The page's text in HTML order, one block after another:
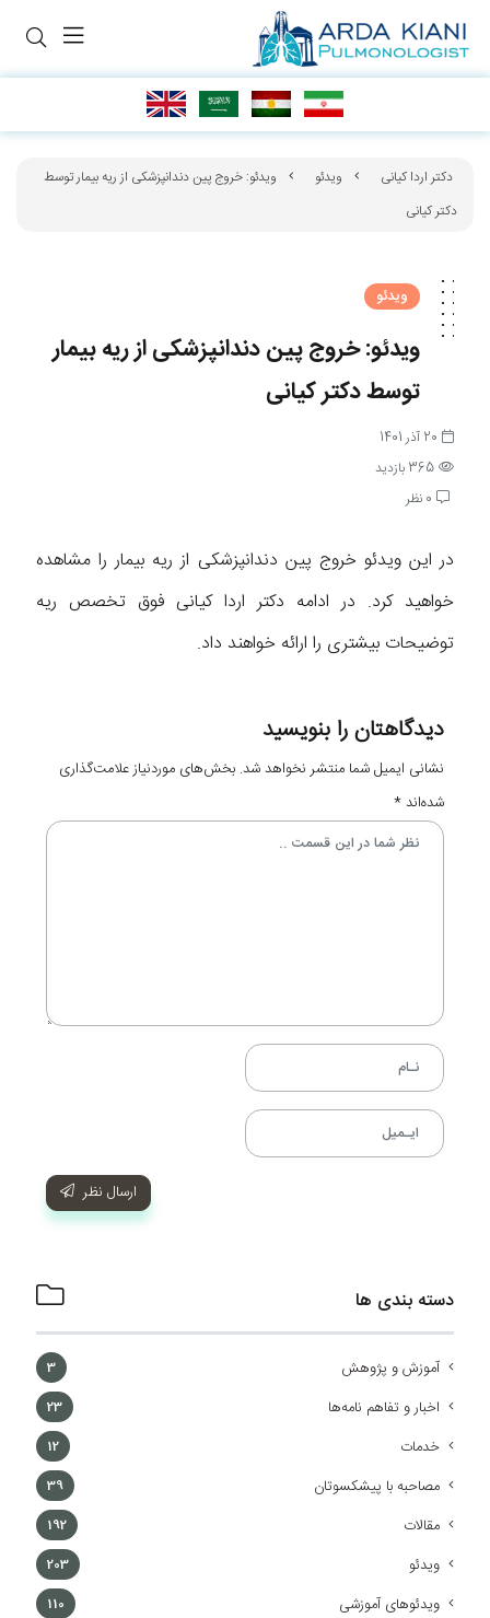
دکتر اردا کیانی ویدئو
ویدئو: خروج پین دندانپزشکی از ریه بیمار توسط
دکتر کیانی
ویدئو
ویدئو: خروج پین دندانپزشکی از ریه بیمار
توسط دکتر کیانی
20 آذر 1401
365 بازدید
0 نظر
در این ویدئو خروج پین دندانپزشکی از ریه بیمار را مشاهده
خواهید کرد. در ادامه دکتر اردا کیانی فوق تخصص ریه
توضیحات بیشتری را ارائه خواهند داد.
دیدگاهتان را بنویسید
نشانی ایمیل شما منتشر نخواهد شد. بخش‌های موردنیاز علامت‌گذاری
شده‌اند*
ارسال نظر
دسته بندی ها
آموزش و پژوهش 3
اخبار و تفاهم نامه‌ها 23
خدمات 12
مصاحبه با پیشکسوتان 39
مقالات 192
ویدئو 203
ویدئوهای آموزشی 110